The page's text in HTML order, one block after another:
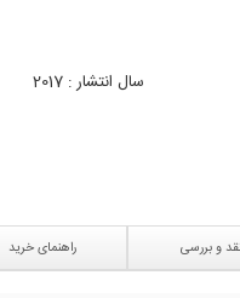
سال انتشار : 2017
و بررسی راهنمای خرید